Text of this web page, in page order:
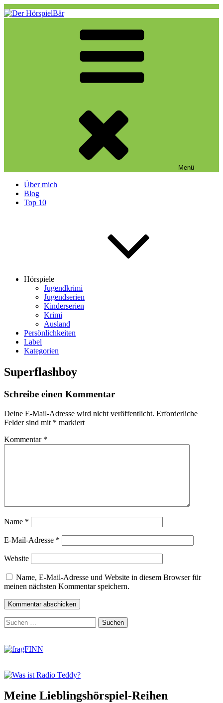
Zum
Inhalt
Eine weitere WordPress-Website
Menü
Über mich
Blog
Top 10
Hörspiele
Jugendkrimi
Jugendserien
Kinderserien
Krimi
Ausland
Persönlichkeiten
Label
Kategorien
Superflashboy
Schreibe einen Kommentar
Deine E-Mail-Adresse wird nicht veröffentlicht. Erforderliche
Felder sind mit * markiert
Kommentar *
Name *
E-Mail-Adresse *
Website
Name, E-Mail-Adresse und Website in diesem Browser für
meinen nächsten Kommentar speichern.
Zum
Footer
Suchen
nach:
Meine Lieblingshörspiel-Reihen